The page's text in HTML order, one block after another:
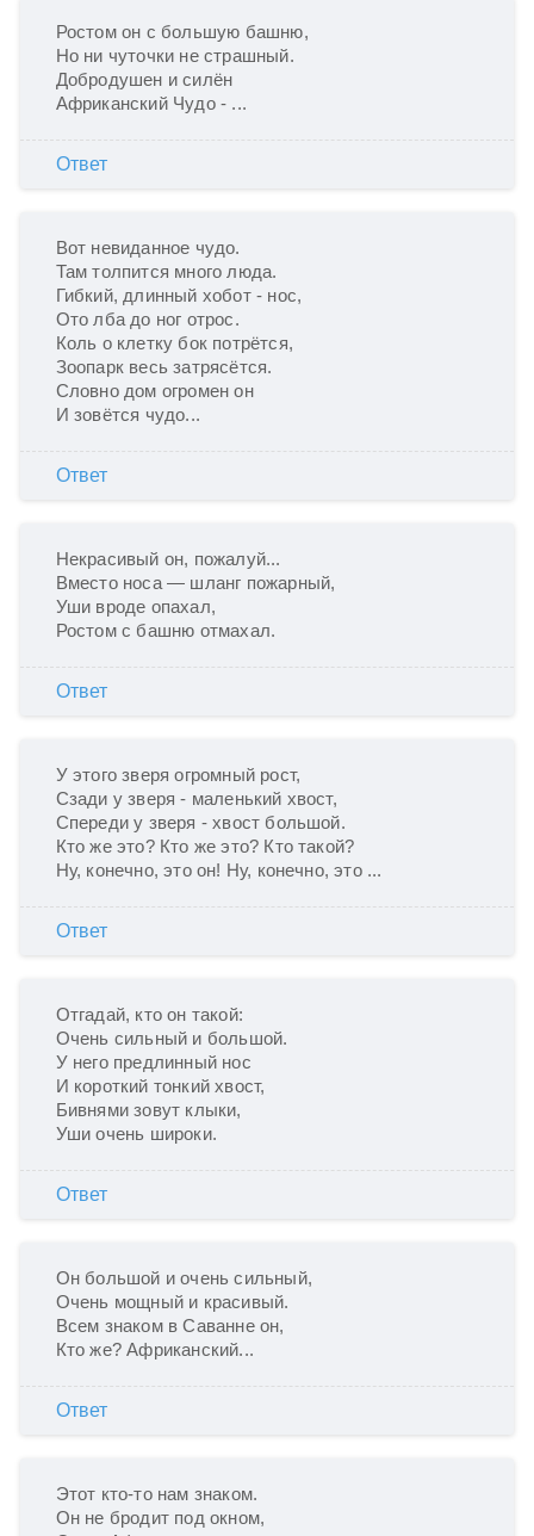
Ростом он с большую башню,
Но ни чуточки не страшный.
Добродушен и силён
Африканский Чудо - ...
Ответ
Вот невиданное чудо.
Там толпится много люда.
Гибкий, длинный хобот - нос,
Ото лба до ног отрос.
Коль о клетку бок потрётся,
Зоопарк весь затрясётся.
Словно дом огромен он
И зовётся чудо...
Ответ
Некрасивый он, пожалуй...
Вместо носа — шланг пожарный,
Уши вроде опахал,
Ростом с башню отмахал.
Ответ
У этого зверя огромный рост,
Сзади у зверя - маленький хвост,
Спереди у зверя - хвост большой.
Кто же это? Кто же это? Кто такой?
Ну, конечно, это он! Ну, конечно, это ...
Ответ
Отгадай, кто он такой:
Очень сильный и большой.
У него предлинный нос
И короткий тонкий хвост,
Бивнями зовут клыки,
Уши очень широки.
Ответ
Он большой и очень сильный,
Очень мощный и красивый.
Всем знаком в Саванне он,
Кто же? Африканский...
Ответ
Этот кто-то нам знаком.
Он не бродит под окном,